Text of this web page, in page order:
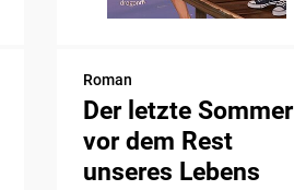
Roman
Der letzte Sommer
vor dem Rest
unseres Lebens